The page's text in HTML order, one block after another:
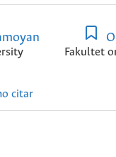
Fakultet
citar